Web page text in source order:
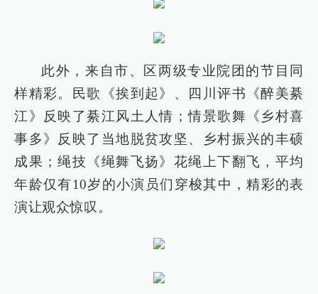
此外，来自市、区两级专业院团的节目同
样精彩。民歌《挨到起》、四川评书《醉美綦
江》反映了綦江风土人情；情景歌舞《乡村喜
事多》反映了当地脱贫攻坚、乡村振兴的丰硕
成果；绳技《绳舞飞扬》花绳上下翻飞，平均
年龄仅有10岁的小演员们穿梭其中，精彩的表
演让观众惊叹。